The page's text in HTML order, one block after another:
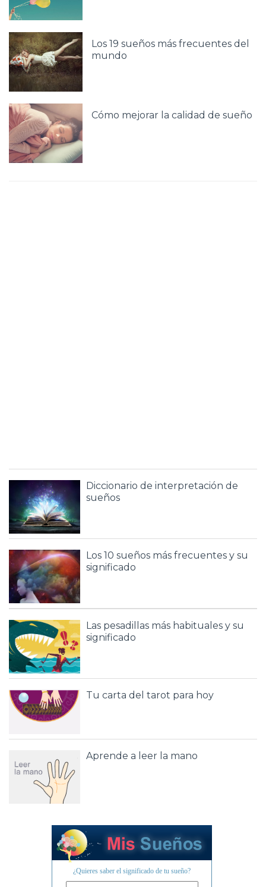
Los 19 sueños más frecuentes del
mundo
Cómo mejorar la calidad de sueño
Diccionario de interpretación de
sueños
Los 10 sueños más frecuentes y su
significado
Las pesadillas más habituales y su
significado
Tu carta del tarot para hoy
Aprende a leer la mano